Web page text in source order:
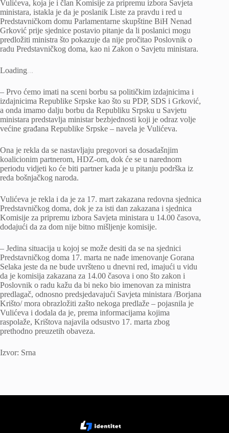
Vulićeva, koja je i član Komisije za pripremu izbora Savjeta
ministara, istakla je da je poslanik Liste za pravdu i red u
Predstavničkom domu Parlamentarne skupštine BiH Nenad
Grković prije sjednice postavio pitanje da li poslanici mogu
predložiti ministra što pokazuje da nije pročitao Poslovnik o
radu Predstavničkog doma, kao ni Zakon o Savjetu ministara.
Loading...
– Prvo ćemo imati na sceni borbu sa političkim izdajnicima i
izdajnicima Republike Srpske kao što su PDP, SDS i Grković,
a onda imamo dalju borbu da Republiku Srpsku u Savjetu
ministara predstavlja ministar bezbjednosti koji je odraz volje
većine građana Republike Srpske – navela je Vulićeva.
Ona je rekla da se nastavljaju pregovori sa dosadašnjim
koalicionim partnerom, HDZ-om, dok će se u narednom
periodu vidjeti ko će biti partner kada je u pitanju podrška iz
reda bošnjačkog naroda.
Vulićeva je rekla i da je za 17. mart zakazana redovna sjednica
Predstavničkog doma, dok je za isti dan zakazana i sjednica
Komisije za pripremu izbora Savjeta ministara u 14.00 časova,
dodajući da za dom nije bitno mišljenje komisije.
– Јedina situacija u kojoj se može desiti da se na sjednici
Predstavničkog doma 17. marta ne nađe imenovanje Gorana
Selaka jeste da ne bude uvršteno u dnevni red, imajući u vidu
da je komisija zakazana za 14.00 časova i ono što zakon i
Poslovnik o radu kažu da bi neko bio imenovan za ministra
predlagač, odnosno predsjedavajući Savjeta ministara /Borjana
Krišto/ mora obrazložiti zašto nekoga predlaže – pojasnila je
Vulićeva i dodala da je, prema informacijama kojima
raspolaže, Krištova najavila odsustvo 17. marta zbog
prethodno preuzetih obaveza.
Izvor: Srna